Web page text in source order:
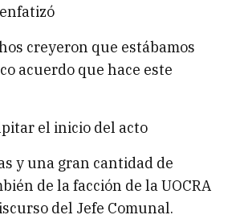
creyeron que estábamos
acuerdo que hace este
el inicio del acto
y una gran cantidad de
de la facción de la UOCRA
del Jefe Comunal.